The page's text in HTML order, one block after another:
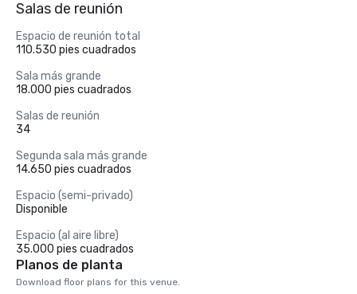
Salas de reunión
Espacio de reunión total
110.530 pies cuadrados
Sala más grande
18.000 pies cuadrados
Salas de reunión
34
Segunda sala más grande
14.650 pies cuadrados
Espacio (semi-privado)
Disponible
Espacio (al aire libre)
35.000 pies cuadrados
Planos de planta
Download floor plans for this venue.